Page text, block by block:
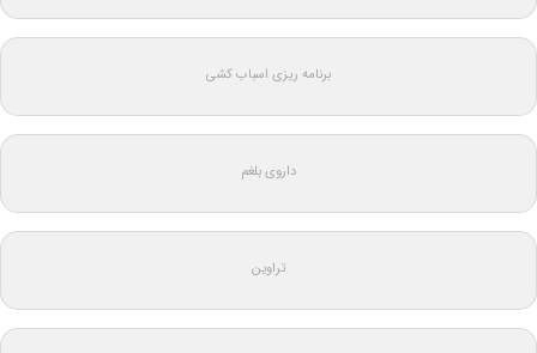
برنامه ریزی اسباب کشی
داروی بلغم
تراوین